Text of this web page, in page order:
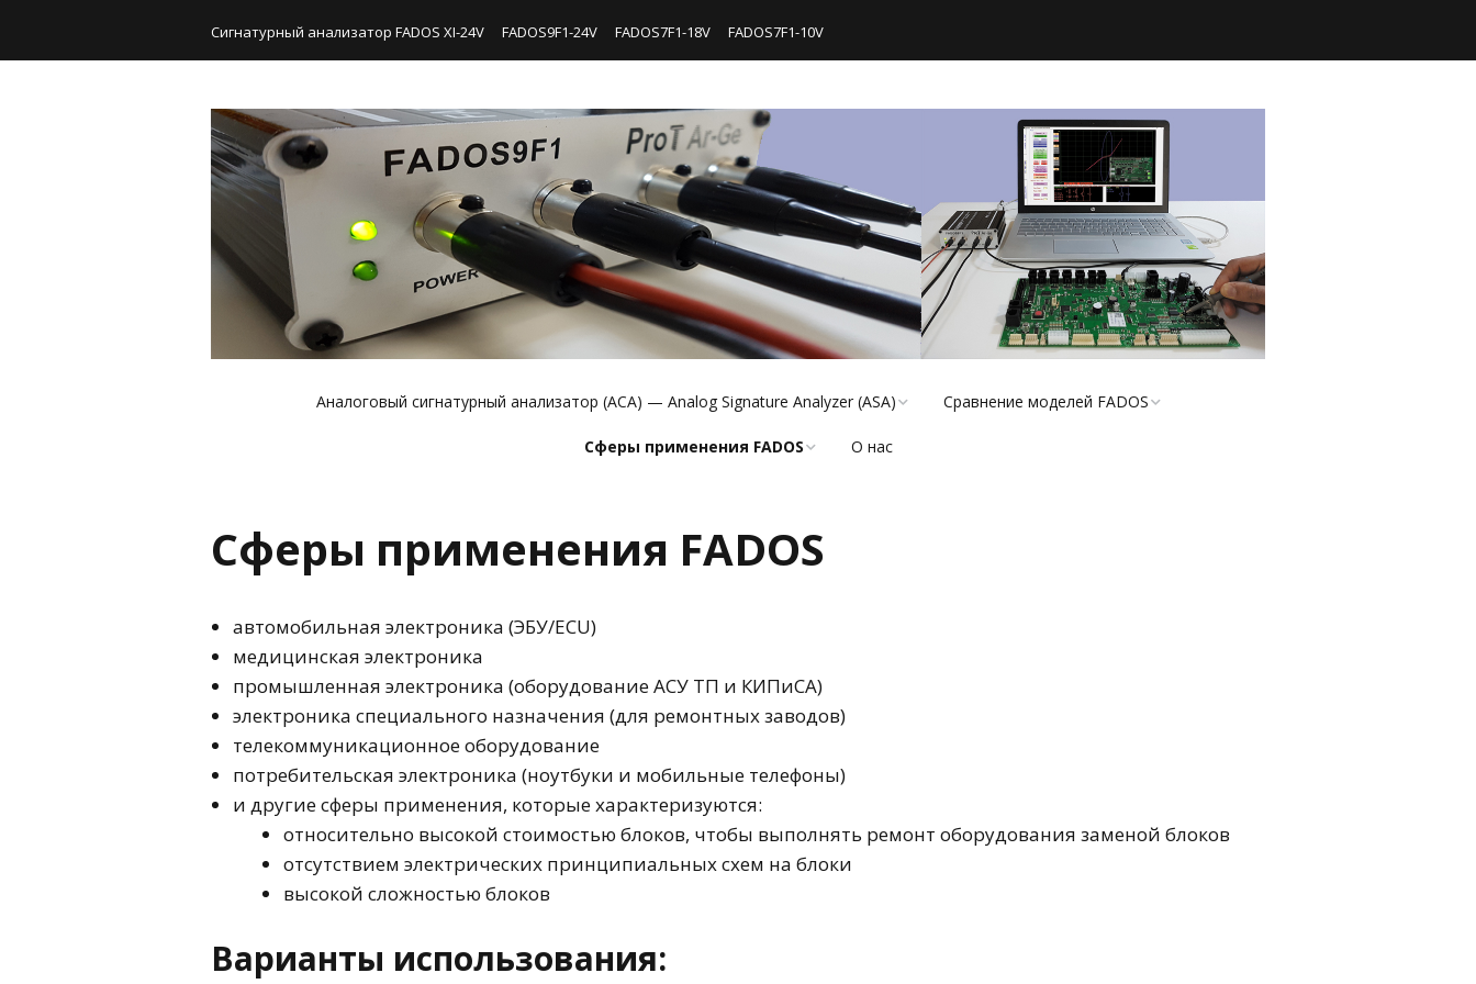
Сигнатурный анализатор FADOS XI-24V FADOS9F1-24V FADOS7F1-18V FADOS7F1-10V
Аналоговый сигнатурный анализатор (АСА) — Analog Signature Analyzer (ASA) Сравнение моделей FADOS
Сферы применения FADOS О нас
Сферы применения FADOS
автомобильная электроника (ЭБУ/ECU)
медицинская электроника
промышленная электроника (оборудование АСУ ТП и КИПиСА)
электроника специального назначения (для ремонтных заводов)
телекоммуникационное оборудование
потребительская электроника (ноутбуки и мобильные телефоны)
и другие сферы применения, которые характеризуются:
относительно высокой стоимостью блоков, чтобы выполнять ремонт оборудования заменой блоков
отсутствием электрических принципиальных схем на блоки
высокой сложностью блоков
Варианты использования: